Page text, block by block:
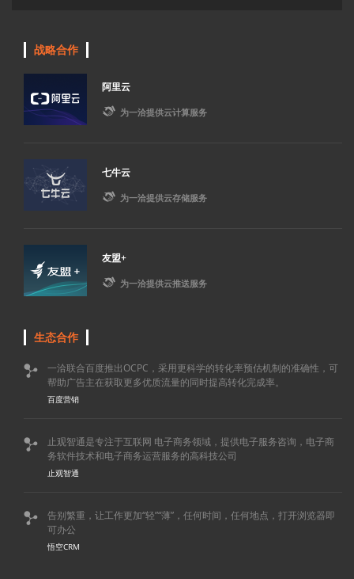
战略合作
阿里云
 为一洽提供云计算服务
七牛云
 为一洽提供云存储服务
友盟+
 为一洽提供云推送服务
生态合作

一洽联合百度推出OCPC，采用更科学的转化率预估机制的准确性，可
帮助广告主在获取更多优质流量的同时提高转化完成率。
百度营销

止观智通是专注于互联网 电子商务领域，提供电子服务咨询，电子商
务软件技术和电子商务运营服务的高科技公司
止观智通

告别繁重，让工作更加“轻”“薄”，任何时间，任何地点，打开浏览器即
可办公
悟空CRM